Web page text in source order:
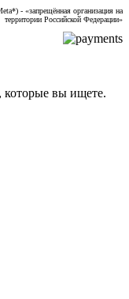
- «запрещённая организация на
территории Российской Федерации»
которые вы ищете.